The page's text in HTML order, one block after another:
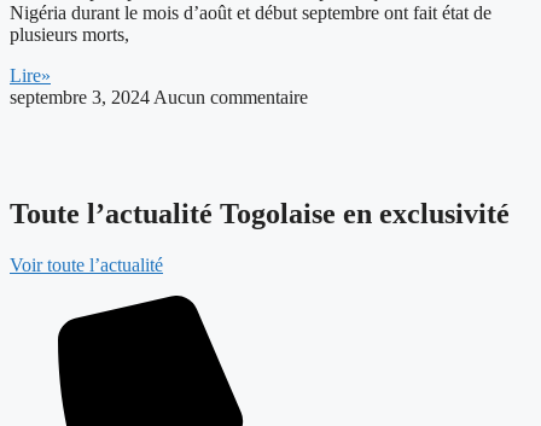
Nigéria durant le mois d’août et début septembre ont fait état de
plusieurs morts,
Lire»
septembre 3, 2024Aucun commentaire
Toute l’actualité Togolaise en exclusivité
Voir toute l’actualité